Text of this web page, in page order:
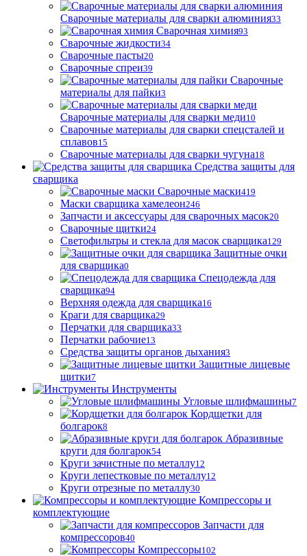
Сварочные материалы для сварки алюминия33
Сварочная химия93
Сварочные жидкости34
Сварочные пасты20
Сварочные спреи39
Сварочные
материалы для пайки3
Сварочные материалы для сварки меди10
Сварочные материалы для сварки спецсталей и
сплавов15
Сварочные материалы для сварки чугуна18
Средства защиты для
сварщика
Сварочные маски419
Маски сварщика хамелеон246
Запчасти и аксессуары для сварочных масок20
Сварочные щитки24
Светофильтры и стекла для масок сварщика129
Защитные очки
для сварщика0
Спецодежда для
сварщика94
Верхняя одежда для сварщика16
Краги для сварщика29
Перчатки для сварщика33
Перчатки рабочие13
Средства защиты органов дыхания3
Защитные лицевые
щитки7
Инструменты
Угловые шлифмашины7
Кордщетки для
болгарок8
Абразивные
круги для болгарок54
Круги зачистные по металлу12
Круги лепестковые по металлу12
Круги отрезные по металлу30
Компрессоры и
комплектующие
Запчасти для
компрессоров40
Компрессоры102